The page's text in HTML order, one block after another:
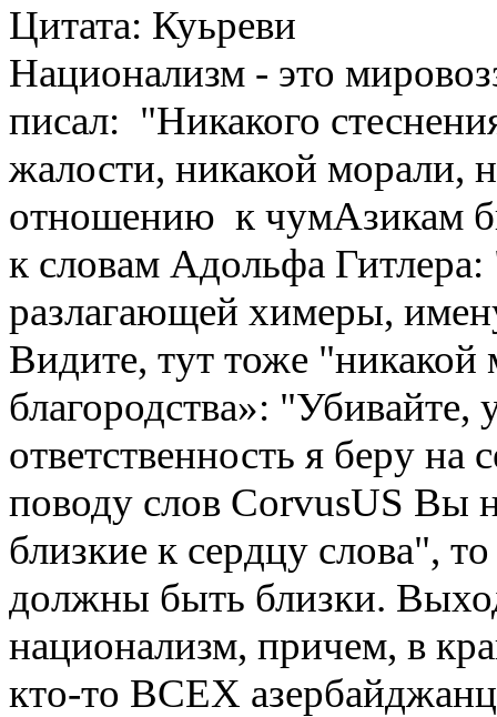
Цитата: Куьреви
Национализм - это
писал: "Никакого
жалости, никакой морали,
отношению к чумАзикам
к словам Адольфа
разлагающей химеры,
Видите, тут тоже
благородства»:
ответственность я беру
поводу слов CorvusUS Вы
близкие к сердцу слова",
должны быть близки.
национализм, причем, в
кто-то ВСЕХ